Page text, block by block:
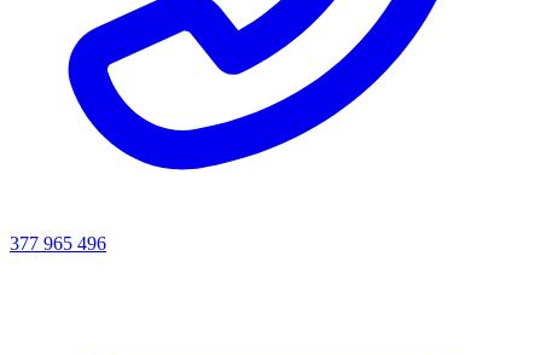
377 965 496